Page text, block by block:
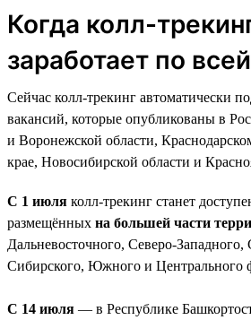
Когда колл-
заработает по
Сейчас колл-трекинг автоматически
вакансий, которые опубликованы в
и Воронежской области,
крае, Новосибирской области и
С 1 июля колл-трекинг станет
размещённых на большей части
Дальневосточного, Северо-Западного,
Сибирского, Южного и Центрального
С 14 июля — в Республике